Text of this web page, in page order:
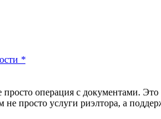
*
операция с документами.
просто услуги риэлтора, а